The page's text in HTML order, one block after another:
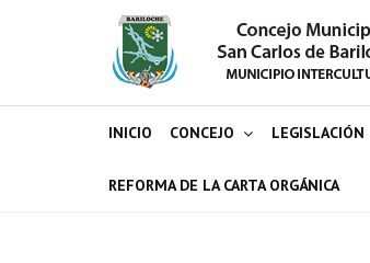
INICIO CONCEJO LEGISLACIÓN
REFORMA DE LA CARTA ORGÁNICA